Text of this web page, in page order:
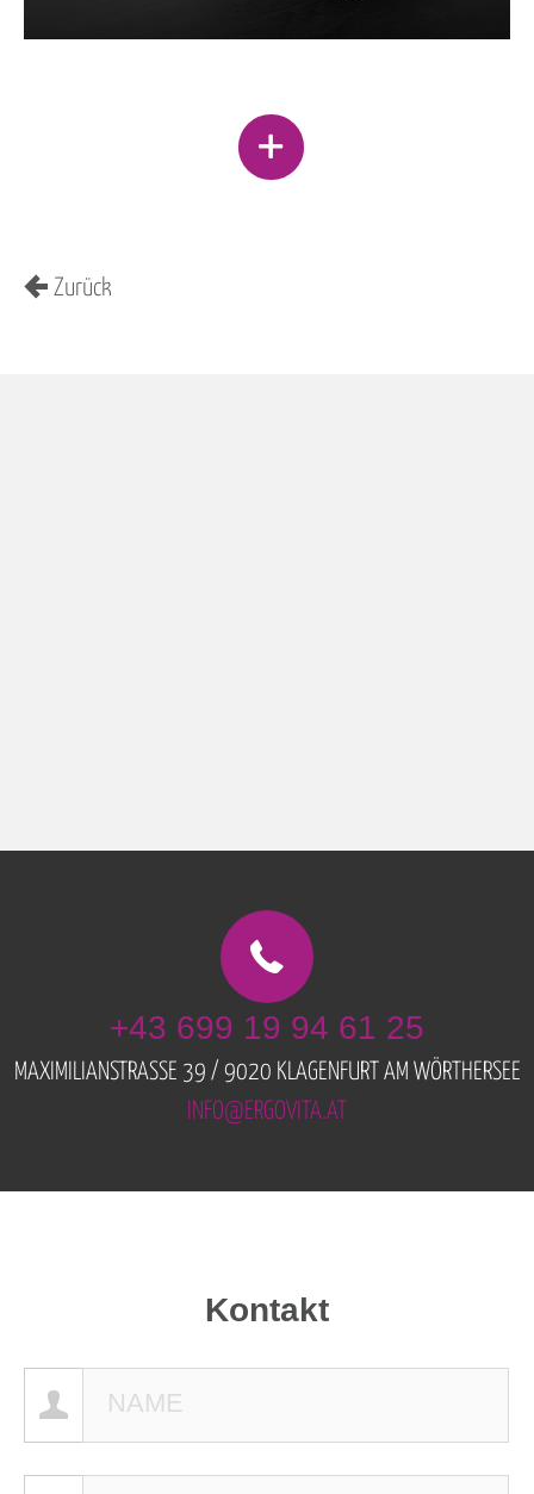
Zurück
+43 699 19 94 61 25
MAXIMILIANSTRASSE 39 / 9020 KLAGENFURT AM WÖRTHERSEE
INFO@ERGOVITA.AT
Kontakt